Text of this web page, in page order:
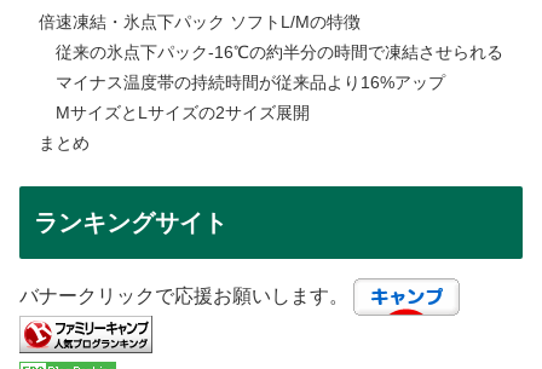
倍速凍結・氷点下パック ソフトL/Mの特徴
従来の氷点下パック-16℃の約半分の時間で凍結させられる
マイナス温度帯の持続時間が従来品より16%アップ
MサイズとLサイズの2サイズ展開
まとめ
ランキングサイト
バナークリックで応援お願いします。